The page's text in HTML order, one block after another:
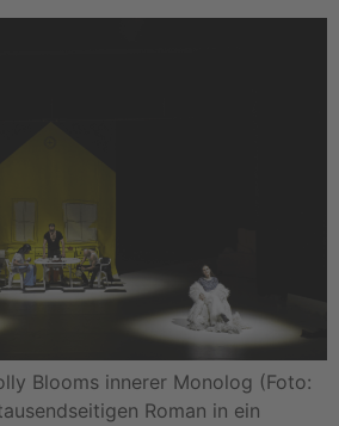
Blooms innerer Monolog (Foto:
Roman in ein